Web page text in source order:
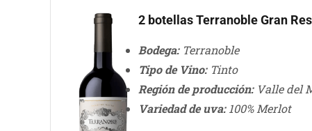
2 botellas Terranoble Gran
Bodega:Terranoble
Tipo de Vino:Tinto
Región de producción:Valle del
Variedad de uva:100% Merlot